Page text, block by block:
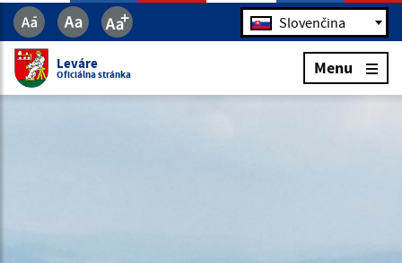
Jazyk Slovenčina
Leváre
Oficiálna stránka Menu